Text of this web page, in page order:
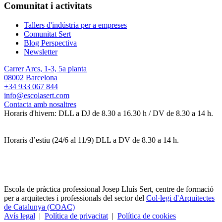
Comunitat i activitats
Tallers d'indústria per a empreses
Comunitat Sert
Blog Perspectiva
Newsletter
Carrer Arcs, 1-3, 5a planta
08002 Barcelona
+34 933 067 844
info@escolasert.com
Contacta amb nosaltres
Horaris d'hivern: DLL a DJ de 8.30 a 16.30 h / DV de 8.30 a 14 h.
Horaris d’estiu (24/6 al 11/9) DLL a DV de 8.30 a 14 h.
Escola de pràctica professional Josep Lluís Sert, centre de formació
per a arquitectes i professionals del sector del Col·legi d'Arquitectes
de Catalunya (COAC)
Avís legal | Política de privacitat | Política de cookies